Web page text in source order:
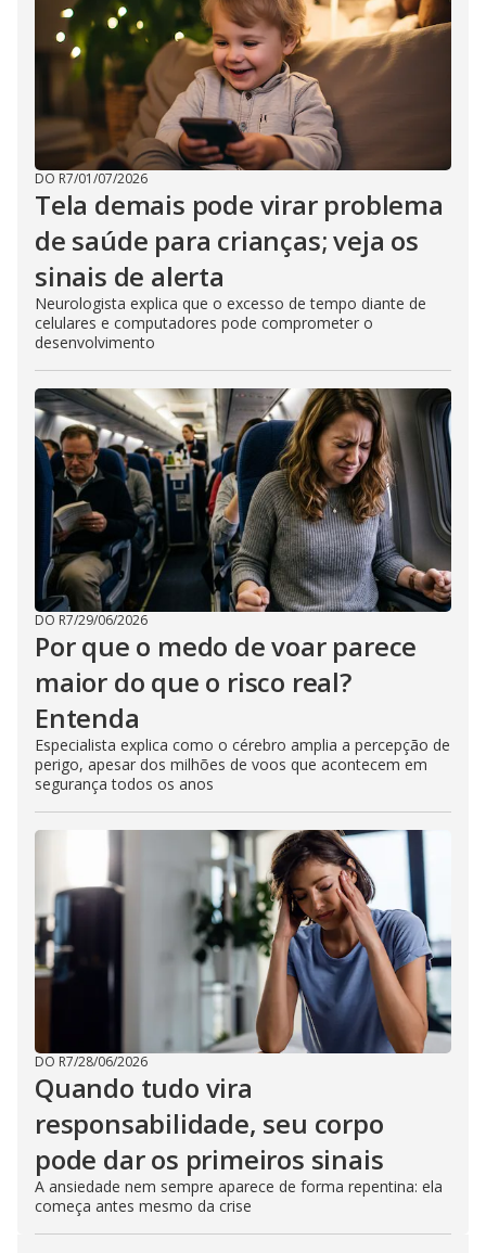
DO R7/01/07/2026
Tela demais pode virar problema
de saúde para crianças; veja os
sinais de alerta
Neurologista explica que o excesso de tempo diante de
celulares e computadores pode comprometer o
desenvolvimento
DO R7/29/06/2026
Por que o medo de voar parece
maior do que o risco real?
Entenda
Especialista explica como o cérebro amplia a percepção de
perigo, apesar dos milhões de voos que acontecem em
segurança todos os anos
DO R7/28/06/2026
Quando tudo vira
responsabilidade, seu corpo
pode dar os primeiros sinais
A ansiedade nem sempre aparece de forma repentina: ela
começa antes mesmo da crise